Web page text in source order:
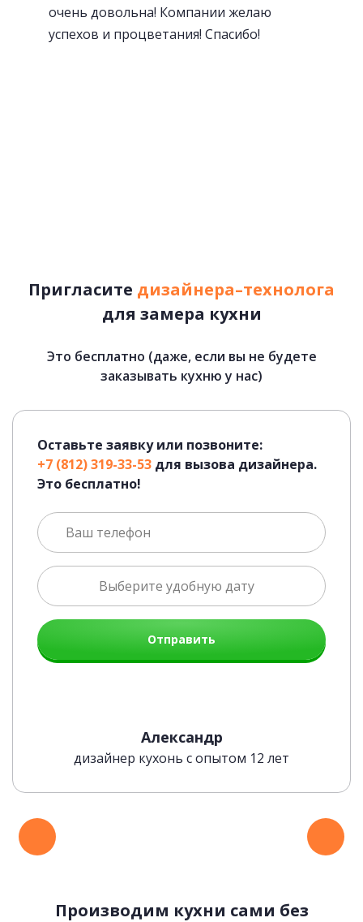
очень довольна! Компании желаю
успехов и процветания! Спасибо!
Пригласите дизайнера–технолога
для замера кухни
Это бесплатно (даже, если вы не будете
заказывать кухню у нас)
Оставьте заявку или позвоните:
+7 (812) 319-33-53 для вызова дизайнера.
Это бесплатно!
Отправить
Александр
дизайнер кухонь с опытом 12 лет
Производим кухни сами без